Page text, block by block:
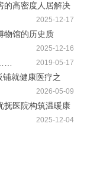
的高密度人居解决
2025-12-17
物馆的历史质
2025-12-16
…… 2019-05-17
就健康医疗之
2026-05-09
抚医院构筑温暖康
2025-12-04